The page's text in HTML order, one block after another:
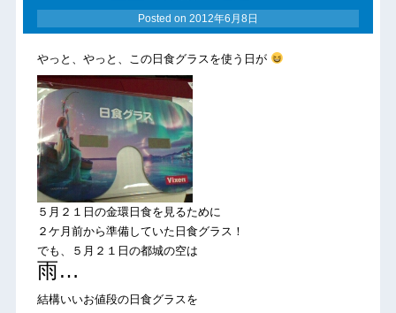
Posted on 2012年6月8日
やっと、やっと、この日食グラスを使う日が
５月２１日の金環日食を見るために
２ケ月前から準備していた日食グラス！
でも、５月２１日の都城の空は
雨…
結構いいお値段の日食グラスを